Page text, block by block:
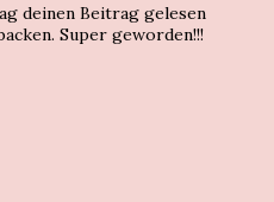
deinen Beitrag gelesen
Super geworden!!!